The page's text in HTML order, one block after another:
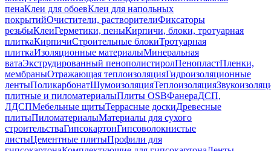
пенаКлеи для обоевКлеи для напольных
покрытийОчистители, растворителиФиксаторы
резьбыКлеиГерметики, пеныКирпичи, блоки, тротуарная
плиткаКирпичиСтроительные блокиТротуарная
плиткаИзоляционные материалыМинеральная
ватаЭкструдированный пенополистиролПенопластПленки,
мембраныОтражающая теплоизоляцияГидроизоляционные
лентыПоликарбонатШумоизоляцияТеплоизоляция
плитные и пиломатериалыПлиты OSBФанераДСП,
ЛДСПМебельные щитыТеррасные доскиДревесные
плитыПиломатериалыМатериалы для сухого
строительстваГипсокартонГипсоволокнистые
листыЦементные плитыПрофили для